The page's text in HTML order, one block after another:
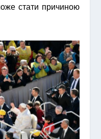
стати причиною